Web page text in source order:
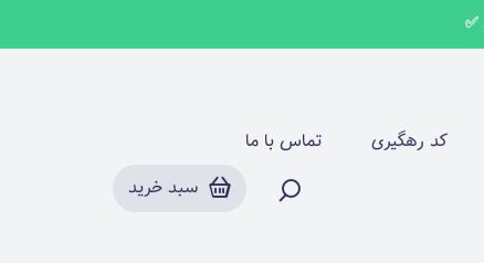
کد رهگیری
تماس با ما
سبد خرید